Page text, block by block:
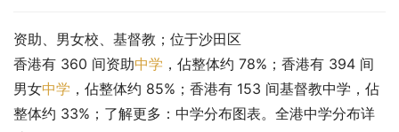
资助、男女校、基督教；位于沙田区
香港有 360 间资助中学 ，佔整体约 78%；香港有 394 间
男女中学 ，佔整体约 85%；香港有 153 间基督教中学，佔
整体约 33%；了解更多：中学分布图表。全港中学分布详